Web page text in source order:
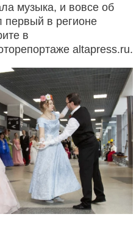
музыка, и вовсе об
первый в регионе
в
altapress.ru.